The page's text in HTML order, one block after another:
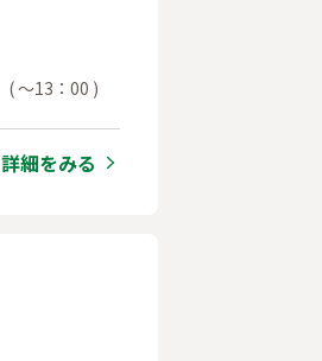
(〜13：00 )
詳細をみる